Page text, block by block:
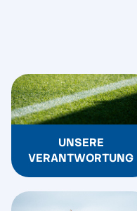
UNSERE
VERANTWORTUNG